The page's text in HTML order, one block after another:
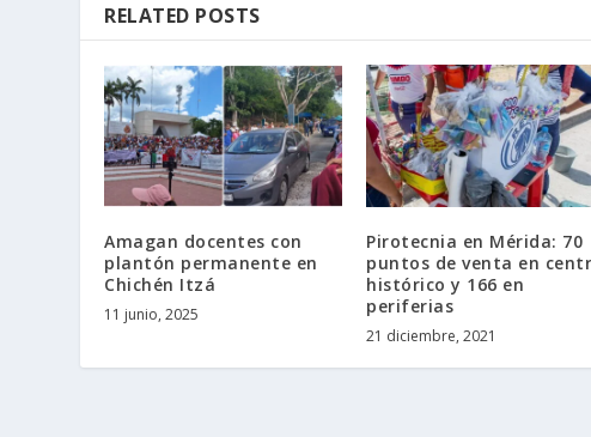
RELATED POSTS
Amagan docentes con
plantón permanente en
Chichén Itzá
11 junio, 2025
Pirotecnia en Mérida: 70
puntos de venta en
histórico y 166 en
periferias
21 diciembre, 2021